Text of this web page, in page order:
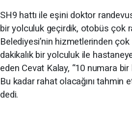
SH9 hattı ile eşini doktor
bir yolculuk geçirdik, otobüs çok
Belediyesi’nin hizmetlerinden çok
dakikalık bir yolculuk ile
eden Cevat Kalay, “10 numara
Bu kadar rahat olacağını tahmin
dedi.